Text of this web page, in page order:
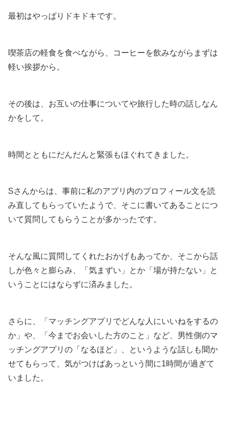
最初はやっぱりドキドキです。
喫茶店の軽食を食べながら、コーヒーを飲みながらまずは
軽い挨拶から。
その後は、お互いの仕事についてや旅行した時の話しなん
かをして。
時間とともにだんだんと緊張もほぐれてきました。
Sさんからは、事前に私のアプリ内のプロフィール文を読
み直してもらっていたようで、そこに書いてあることにつ
いて質問してもらうことが多かったです。
そんな風に質問してくれたおかげもあってか、そこから話
しが色々と膨らみ、「気まずい」とか「場が持たない」と
いうことにはならずに済みました。
さらに、「マッチングアプリでどんな人にいいねをするの
か」や、「今までお会いした方のこと」など、男性側のマ
ッチングアプリの「なるほど」、というような話しも聞か
せてもらって、気がつけばあっという間に1時間が過ぎて
いました。